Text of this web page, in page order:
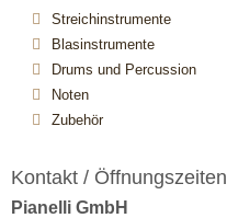
Streichinstrumente
Blasinstrumente
Drums und Percussion
Noten
Zubehör
Kontakt / Öffnungszeiten
Pianelli GmbH